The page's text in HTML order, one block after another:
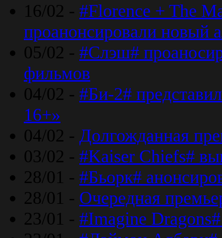
16/02 - #Florence + The
проанонсировали новый
05/02 - #Слэш#
фильмов
04/02 - #Би-2#
16+»
04/02 - Долгожданная
03/02 - #Kaiser Chiefs#
28/01 - #Бьорк#
28/01 - Очередная
23/01 - #Imagine